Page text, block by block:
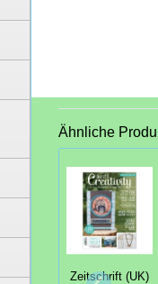
Ähnliche
Zeitschrift (UK)